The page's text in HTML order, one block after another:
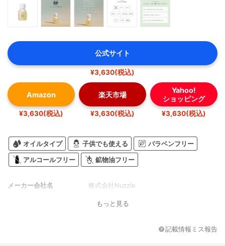
公式サイト
¥3,630(税込)
Amazon
¥3,630(税込)
楽天市場
¥3,630(税込)
Yahoo!
ショッピング
¥3,630(税込)
オイルタイプ 子供でも使える パラベンフリー
アルコールフリー 鉱物油フリー
メーカー会社名 株式会社Nuzzle
もっと見る
記載情報ミス報告